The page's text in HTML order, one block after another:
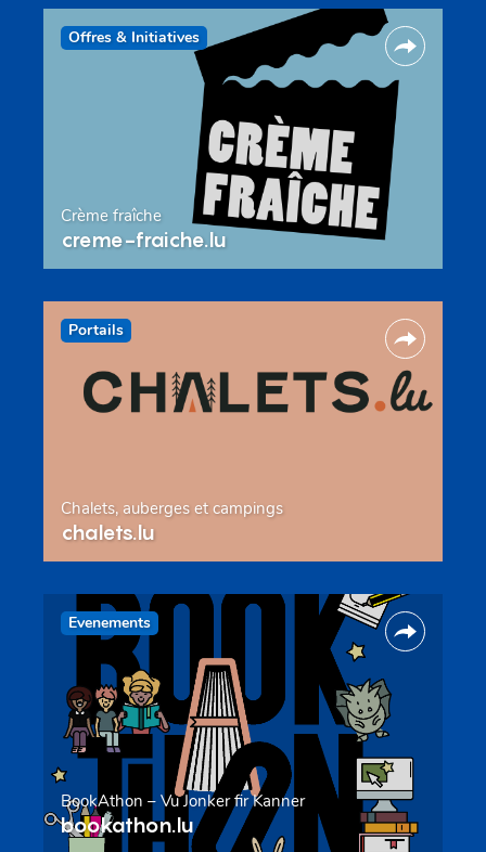
Offres & Initiatives
Crème fraîche
creme-fraiche.lu
Portails
Chalets, auberges et campings
chalets.lu
Evenements
BookAthon – Vu Jonker fir Kanner
bookathon.lu